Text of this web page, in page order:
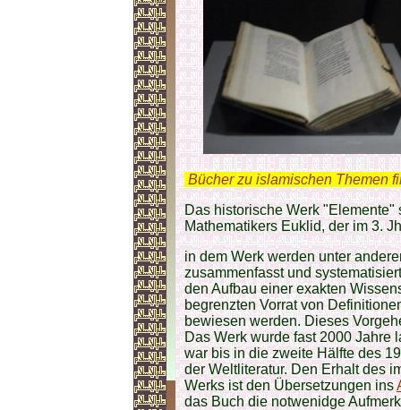
Bücher zu islamischen Themen
Das historische Werk
Mathematikers Euklid, der im 3.
in dem Werk werden unter
zusammenfasst und
den Aufbau einer exakten
begrenzten Vorrat von
bewiesen werden. Dieses
Das Werk wurde fast 2000 Jahre
war bis in die zweite Hälfte des
der Weltliteratur. Den Erhalt des
Werks ist den Übersetzungen ins
das Buch die notwenidge